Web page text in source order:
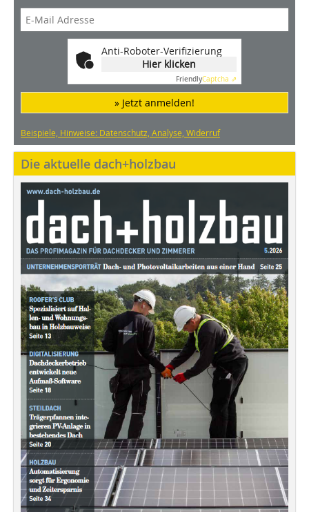
Anti-Roboter-Verifizierung
Hier klicken
FriendlyCaptcha ⇗
» Jetzt anmelden!
Beispiele, Hinweise: Datenschutz, Analyse, Widerruf
Die aktuelle dach+holzbau